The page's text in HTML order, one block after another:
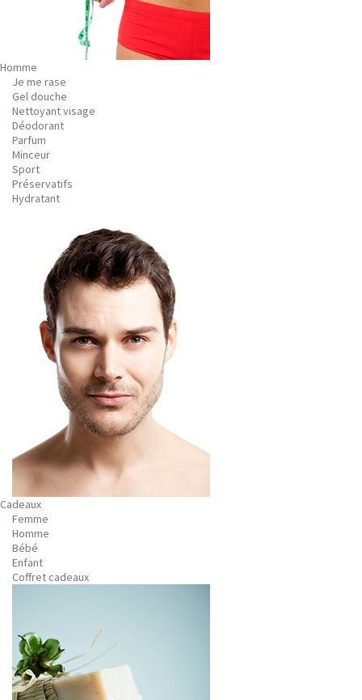
Homme
Je me rase
Gel douche
Nettoyant visage
Déodorant
Parfum
Minceur
Sport
Préservatifs
Hydratant
Cadeaux
Femme
Homme
Bébé
Enfant
Coffret cadeaux